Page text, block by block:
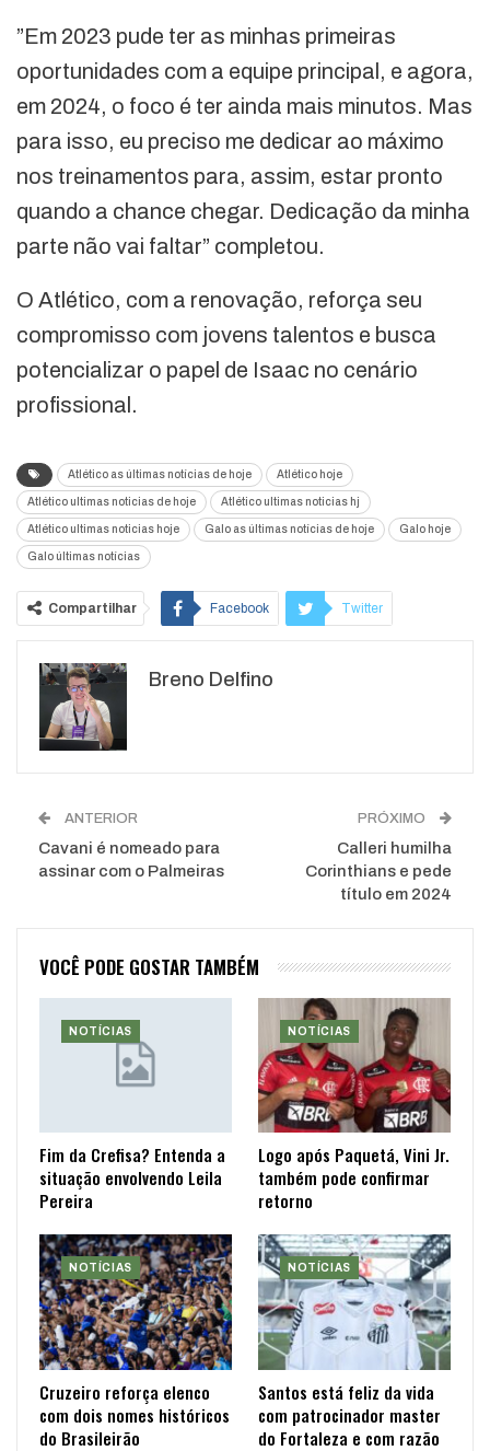
”Em 2023 pude ter as minhas primeiras
oportunidades com a equipe principal, e agora,
em 2024, o foco é ter ainda mais minutos. Mas
para isso, eu preciso me dedicar ao máximo
nos treinamentos para, assim, estar pronto
quando a chance chegar. Dedicação da minha
parte não vai faltar” completou.
O Atlético, com a renovação, reforça seu
compromisso com jovens talentos e busca
potencializar o papel de Isaac no cenário
profissional.
Atlético as últimas notícias de hoje Atlético hoje
Atlético ultimas noticias de hoje Atlético ultimas noticias hj
Atlético ultimas noticias hoje Galo as últimas notícias de hoje Galo hoje
Galo últimas notícias
Compartilhar Facebook Twitter
WhatsApp
Breno Delfino
ANTERIOR
Cavani é nomeado para
assinar com o Palmeiras
PRÓXIMO
Calleri humilha
Corinthians e pede
título em 2024
VOCÊ PODE GOSTAR TAMBÉM
NOTÍCIAS
Fim da Crefisa? Entenda a
situação envolvendo Leila
Pereira
NOTÍCIAS
Logo após Paquetá, Vini Jr.
também pode confirmar
retorno
NOTÍCIAS
Cruzeiro reforça elenco
com dois nomes históricos
do Brasileirão
NOTÍCIAS
Santos está feliz da vida
com patrocinador master
do Fortaleza e com razão